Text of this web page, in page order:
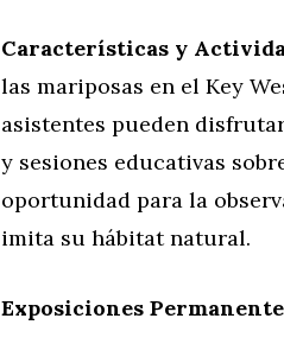
Características y
las mariposas en el Key
asistentes pueden
y sesiones educativas
oportunidad para la
imita su hábitat natural.
Exposiciones